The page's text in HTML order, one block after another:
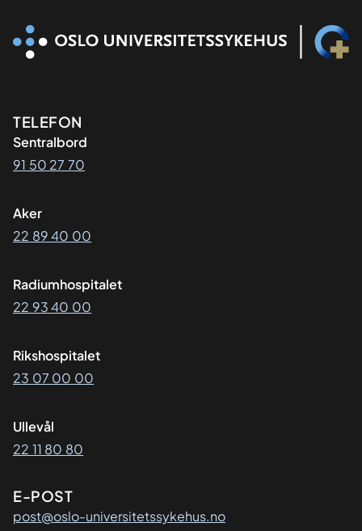
Kontaktinformasjon
TELEFON
Sentralbord
91 50 27 70
Aker
22 89 40 00
Radiumhospitalet
22 93 40 00
Rikshospitalet
23 07 00 00
Ullevål
22 11 80 80
E-POST
post@oslo-universitetssykehus.no